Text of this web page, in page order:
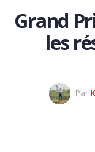
Grand
les
Par